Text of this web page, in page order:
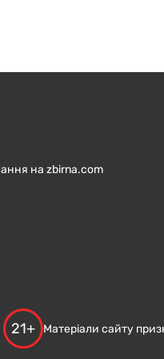
на zbirna.com
21+ Матеріали сайту